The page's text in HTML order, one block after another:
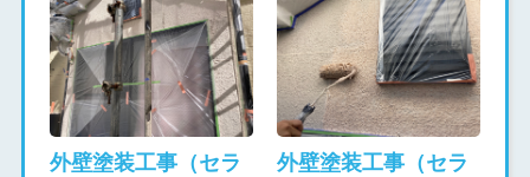
外壁塗装工事（セラ
外壁塗装工事（セラ